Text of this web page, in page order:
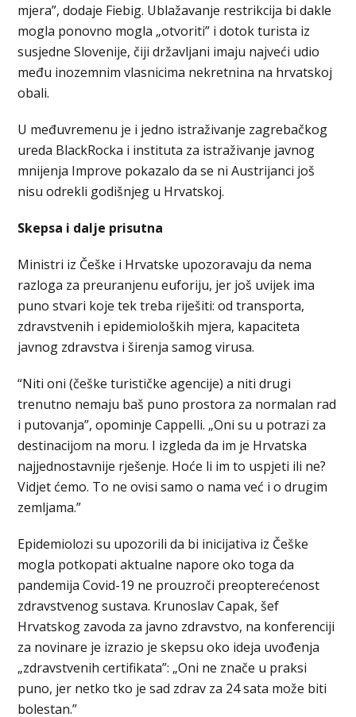
mjera”, dodaje Fiebig. Ublažavanje restrikcija bi dakle
mogla ponovno mogla „otvoriti” i dotok turista iz
susjedne Slovenije, čiji državljani imaju najveći udio
među inozemnim vlasnicima nekretnina na hrvatskoj
obali.
U međuvremenu je i jedno istraživanje zagrebačkog
ureda BlackRocka i instituta za istraživanje javnog
mnijenja Improve pokazalo da se ni Austrijanci još
nisu odrekli godišnjeg u Hrvatskoj.
Skepsa i dalje prisutna
Ministri iz Češke i Hrvatske upozoravaju da nema
razloga za preuranjenu euforiju, jer još uvijek ima
puno stvari koje tek treba riješiti: od transporta,
zdravstvenih i epidemioloških mjera, kapaciteta
javnog zdravstva i širenja samog virusa.
“Niti oni (češke turističke agencije) a niti drugi
trenutno nemaju baš puno prostora za normalan rad
i putovanja”, opominje Cappelli. „Oni su u potrazi za
destinacijom na moru. I izgleda da im je Hrvatska
najjednostavnije rješenje. Hoće li im to uspjeti ili ne?
Vidjet ćemo. To ne ovisi samo o nama već i o drugim
zemljama.”
Epidemiolozi su upozorili da bi inicijativa iz Češke
mogla potkopati aktualne napore oko toga da
pandemija Covid-19 ne prouzroči preopterećenost
zdravstvenog sustava. Krunoslav Capak, šef
Hrvatskog zavoda za javno zdravstvo, na konferenciji
za novinare je izrazio je skepsu oko ideja uvođenja
„zdravstvenih certifikata”: „Oni ne znače u praksi
puno, jer netko tko je sad zdrav za 24 sata može biti
bolestan.”